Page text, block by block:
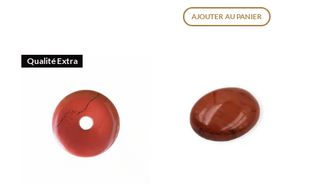
AJOUTER AU PANIER
Qualité Extra